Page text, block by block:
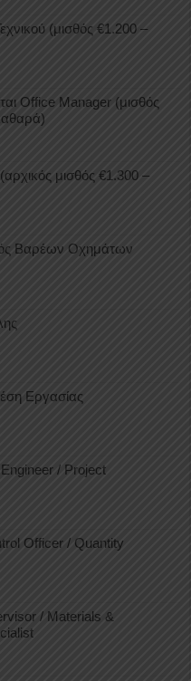
(μισθός €1.200 –
Office Manager (μισθός
μισθός €1.300 –
Βαρέων Οχημάτων
Εργασίας
Engineer / Project
Officer / Quantity
/ Materials &